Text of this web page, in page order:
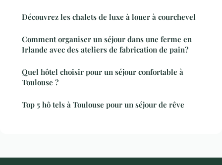
Découvrez les chalets de luxe à louer à courchevel
Comment organiser un séjour dans une ferme en
Irlande avec des ateliers de fabrication de pain?
Quel hôtel choisir pour un séjour confortable à
Toulouse ?
Top 5 hô tels à Toulouse pour un séjour de rêve